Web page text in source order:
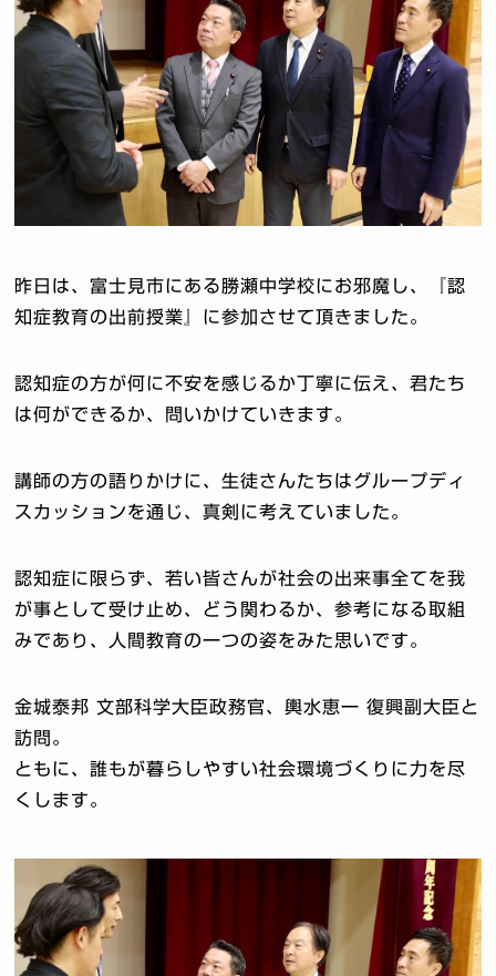
昨日は、富士見市にある勝瀬中学校にお邪魔し、『認
知症教育の出前授業』に参加させて頂きました。
認知症の方が何に不安を感じるか丁寧に伝え、君たち
は何ができるか、問いかけていきます。
講師の方の語りかけに、生徒さんたちはグループディ
スカッションを通じ、真剣に考えていました。
認知症に限らず、若い皆さんが社会の出来事全てを我
が事として受け止め、どう関わるか、参考になる取組
みであり、人間教育の一つの姿をみた思いです。
金城泰邦 文部科学大臣政務官、輿水恵一 復興副大臣と
訪問。
ともに、誰もが暮らしやすい社会環境づくりに力を尽
くします。